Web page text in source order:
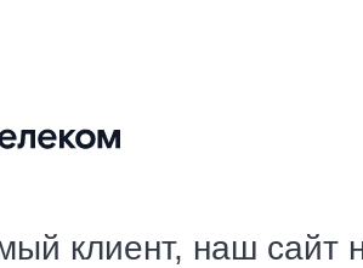
клиент, наш сайт